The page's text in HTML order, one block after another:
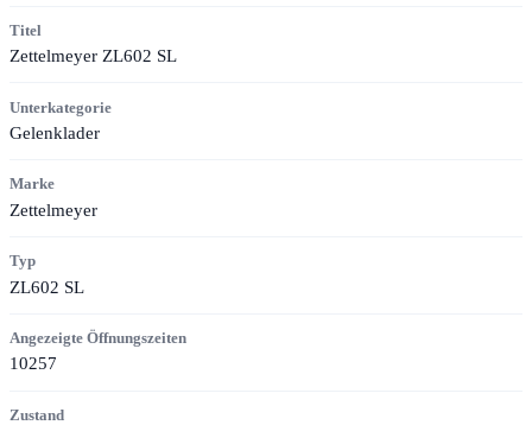
Titel
Zettelmeyer ZL602 SL
Unterkategorie
Gelenklader
Marke
Zettelmeyer
Typ
ZL602 SL
Angezeigte Öffnungszeiten
10257
Zustand